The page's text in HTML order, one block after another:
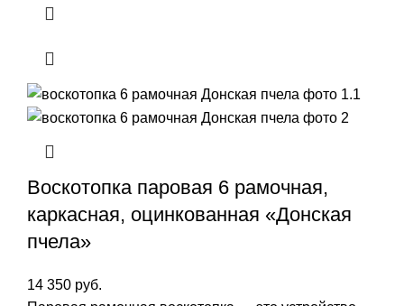
Воскотопка паровая 6 рамочная,
каркасная, оцинкованная «Донская
пчела»
14 350 руб.